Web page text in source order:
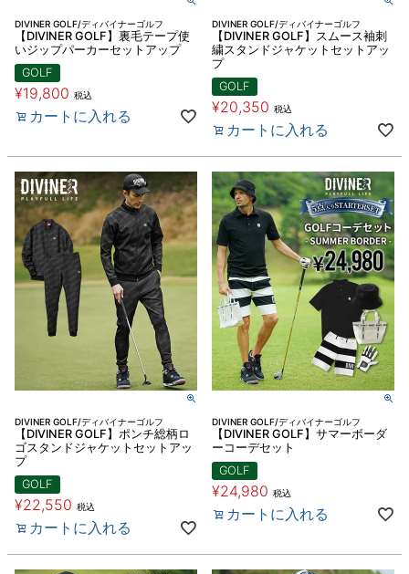
DIVINER GOLF/ディバイナーゴルフ
【DIVINER GOLF】裏毛テープ使
いジップパーカーセットアップ
GOLF
¥19,800 税込
カートに入れる
DIVINER GOLF/ディバイナーゴルフ
【DIVINER GOLF】スムース袖刺
繍スタンドジャケットセットアッ
プ
GOLF
¥20,350 税込
カートに入れる
DIVINER GOLF/ディバイナーゴルフ
【DIVINER GOLF】ポンチ総柄ロ
ゴスタンドジャケットセットアッ
プ
GOLF
¥22,550 税込
カートに入れる
DIVINER GOLF/ディバイナーゴルフ
【DIVINER GOLF】サマーボーダ
ーコーデセット
GOLF
¥24,980 税込
カートに入れる